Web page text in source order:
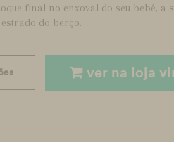
final no enxoval do seu bebê, a
do berço.
ver na loja